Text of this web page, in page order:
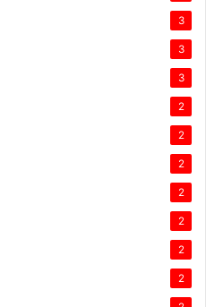
3
3
3
2
2
2
2
2
2
2